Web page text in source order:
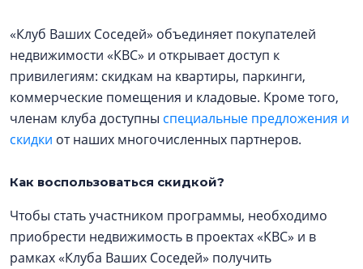
«Клуб Ваших Соседей» объединяет покупателей
недвижимости «КВС» и открывает доступ к
привилегиям: скидкам на квартиры, паркинги,
коммерческие помещения и кладовые. Кроме того,
членам клуба доступны специальные предложения и
скидки от наших многочисленных партнеров.
Как воспользоваться скидкой?
Чтобы стать участником программы, необходимо
приобрести недвижимость в проектах «КВС» и в
рамках «Клуба Ваших Соседей» получить